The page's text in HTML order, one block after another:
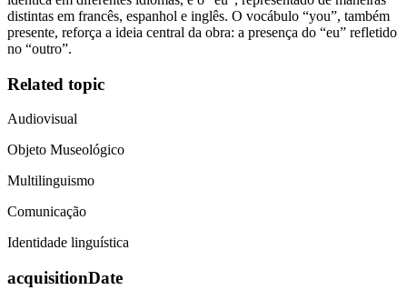
distintas em francês, espanhol e inglês. O vocábulo “you”, também
presente, reforça a ideia central da obra: a presença do “eu” refletido
no “outro”.
Related topic
Audiovisual
Objeto Museológico
Multilinguismo
Comunicação
Identidade linguística
acquisitionDate